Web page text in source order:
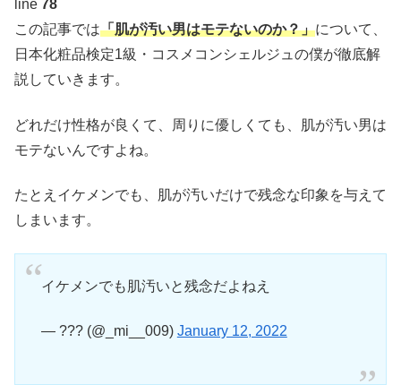
line 78
この記事では「肌が汚い男はモテないのか？」について、
日本化粧品検定1級・コスメコンシェルジュの僕が徹底解
説していきます。
どれだけ性格が良くて、周りに優しくても、肌が汚い男は
モテないんですよね。
たとえイケメンでも、肌が汚いだけで残念な印象を与えて
しまいます。
イケメンでも肌汚いと残念だよねえ
— ??? (@_mi__009) January 12, 2022